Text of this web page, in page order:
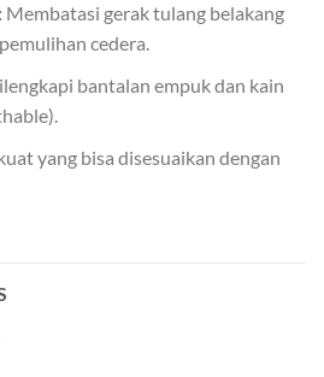
Membatasi gerak tulang belakang
cedera.
bantalan empuk dan kain
yang bisa disesuaikan dengan